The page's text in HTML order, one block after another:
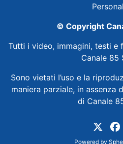
© Copyright
Tutti i video, immagini, testi
Canale 85
Sono vietati l’uso e la
maniera parziale, in assenza
di Canale
Powered by